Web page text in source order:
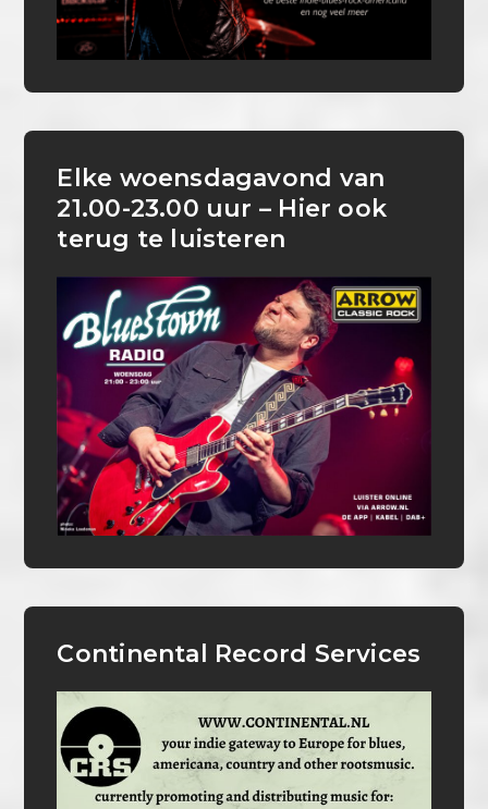
Elke woensdagavond van
21.00-23.00 uur – Hier ook
terug te luisteren
Continental Record Services